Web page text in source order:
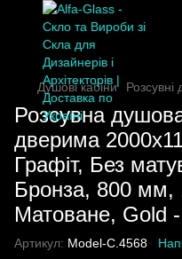
Душові кабіни Розсувні
Розсувна
дверима
Графіт, Без
Бронза, 800 мм,
Матоване, Gold
Артикул: Model-C.4568